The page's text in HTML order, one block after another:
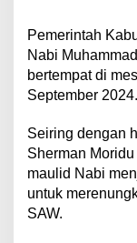
Pemerintah
Nabi
bertempat di
September 2024.
Seiring dengan
Sherman
maulid Nabi
untuk
SAW.